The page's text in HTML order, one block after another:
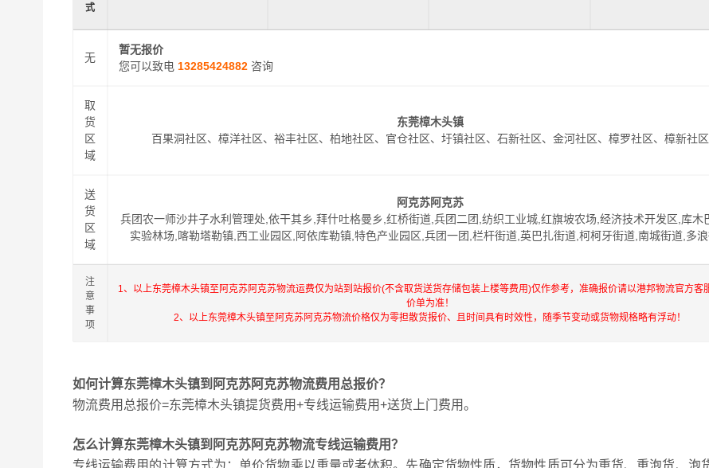
式
无
暂无报价
您可以致电 13285424882咨询
取
货
区
域
东莞樟木头镇
百果洞社区、樟洋社区、裕丰社区、柏地社区、官仓社区、圩镇社区、石新社区、金河社区、樟罗社区、樟新社区
送
货
区
域
阿克苏阿克苏
兵团农一师沙井子水利管理处,依干其乡,拜什吐格曼乡,红桥街道,兵团二团,纺织工业城,红旗坡农场,经济技术开发区,库木
实验林场,喀勒塔勒镇,西工业园区,阿依库勒镇,特色产业园区,兵团一团,栏杆街道,英巴扎街道,柯柯牙街道,南城街道,多
注
意
事
项
1、以上东莞樟木头镇至阿克苏阿克苏物流运费仅为站到站报价(不含取货送货存储包装上楼等费用)仅作参考，准确报价请以港邦物流官方客
价单为准！
2、以上东莞樟木头镇至阿克苏阿克苏物流价格仅为零担散货报价、且时间具有时效性，随季节变动或货物规格略有浮动！
如何计算东莞樟木头镇到阿克苏阿克苏物流费用总报价？
物流费用总报价=东莞樟木头镇提货费用+专线运输费用+送货上门费用。
怎么计算东莞樟木头镇到阿克苏阿克苏物流专线运输费用？
专线运输费用的计算方式为：单价货物乘以重量或者体积。先确定货物性质，货物性质可分为重货、重泡货、泡